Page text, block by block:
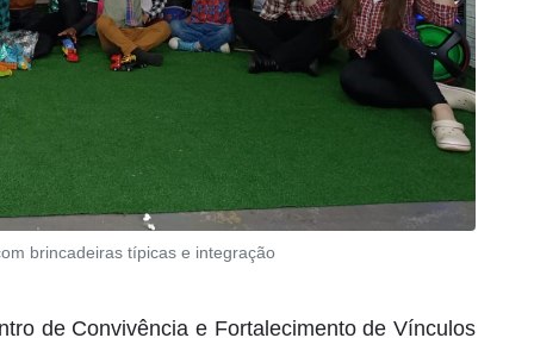
brincadeiras típicas e integração
de Convivência e Fortalecimento de Vínculos